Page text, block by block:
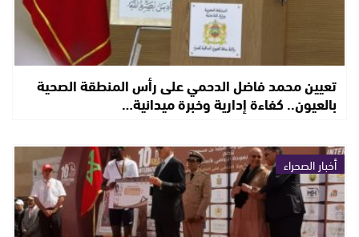
تعيين محمد فاضل الدحمي على رأس المنطقة الصحية
بالعيون.. كفاءة إدارية وخبرة ميدانية…
أخبار الصحراء